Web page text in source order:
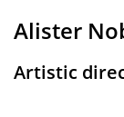
Alister
Artistic